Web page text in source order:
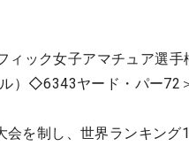
ィック女子アマチュア
）◇6343ヤード・パー72
会を制し、世界ランキン